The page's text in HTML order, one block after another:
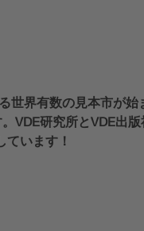
界有数の見本市が
研究所とVDE出
います！